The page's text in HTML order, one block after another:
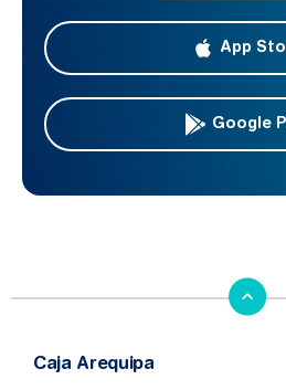
App
Google
Caja Arequipa